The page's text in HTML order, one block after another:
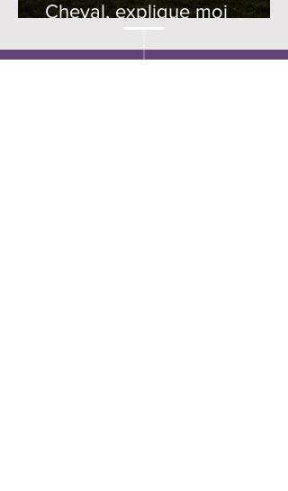
Cheval, explique moi
comment bouge le vent ...